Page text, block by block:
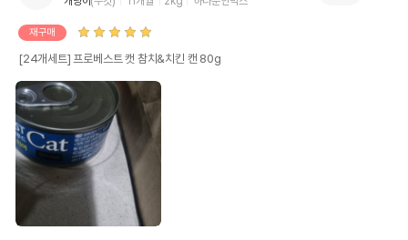
재구매
[24개세트] 프로베스트 캣 참치&치킨 캔 80g